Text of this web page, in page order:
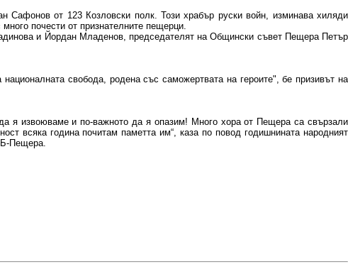
Сафонов от 123 Козловски полк. Този храбър руски войн, изминава хиляди
почести от признателните пещерци.
и Йордан Младенов, председателят на Общински съвет Пещера Петър
свобода, родена със саможертвата на героите", бе призивът на
я извоюваме и по-важното да я опазим! Много хора от Пещера са свързали
всяка година почитам паметта им“, каза по повод годишнината народният
Пещера.